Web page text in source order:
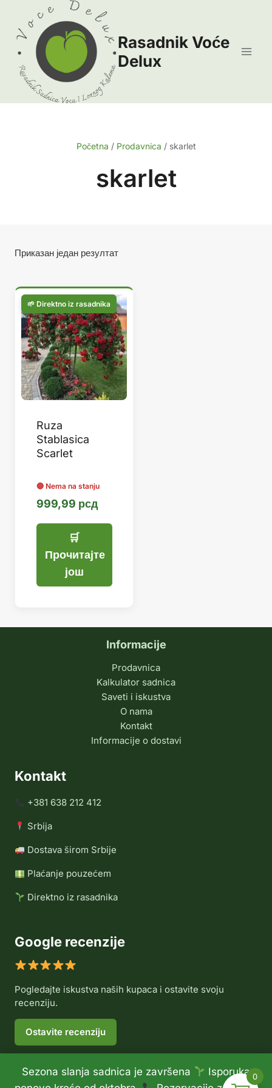
Sezona slanja sadnica je završena
Isporuka
content
Rasadnik Voće
Delux
Početna / Prodavnica / skarlet
skarlet
Приказан један резултат
Ruza
Stablasica
Scarlet
999,99 рсд
Прочитајте
још
Informacije
Prodavnica
Kalkulator sadnica
Saveti i iskustva
O nama
Kontakt
Informacije o dostavi
Kontakt
+381 638 212 412
Srbija
Dostava širom Srbije
Plaćanje pouzećem
Direktno iz rasadnika
Google recenzije
Pogledajte iskustva naših kupaca i ostavite svoju
recenziju.
Ostavite recenziju
0